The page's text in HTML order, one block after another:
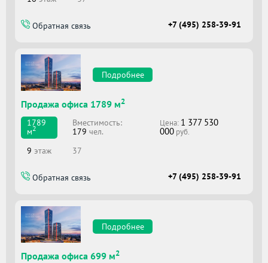
Обратная связь +7 (495) 258-39-91
Подробнее
Продажа офиса 1789 м2
1789
м2
Вместимоcть:
179 чел.
Цена: 1 377 530
000 руб.
9 этаж 37
Обратная связь +7 (495) 258-39-91
Подробнее
Продажа офиса 699 м2